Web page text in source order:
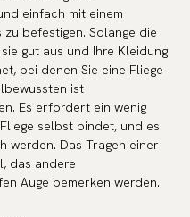
einfach mit einem
befestigen. Solange die
gut aus und Ihre Kleidung
bei denen Sie eine Fliege
ist
Es erfordert ein wenig
selbst bindet, und es
werden. Das Tragen einer
das andere
Auge bemerken werden.